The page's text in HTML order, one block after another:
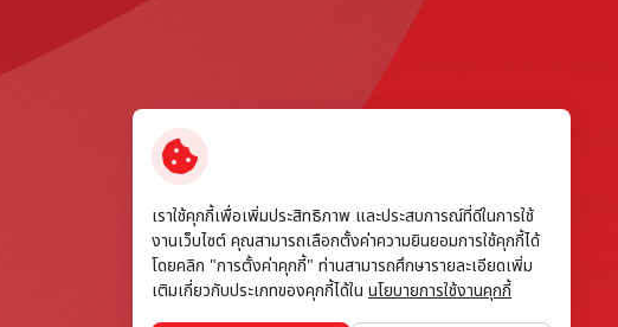
เราใช้คุกกี้เพื่อเพิ่มประสิทธิภาพ และประสบการณ์ที่ดีในการใช้
งานเว็บไซต์ คุณสามารถเลือกตั้งค่าความยินยอมการใช้คุกกี้ได้
โดยคลิก "การตั้งค่าคุกกี้" ท่านสามารถศึกษารายละเอียดเพิ่ม
เติมเกี่ยวกับประเภทของคุกกี้ได้ใน นโยบายการใช้งานคุกกี้